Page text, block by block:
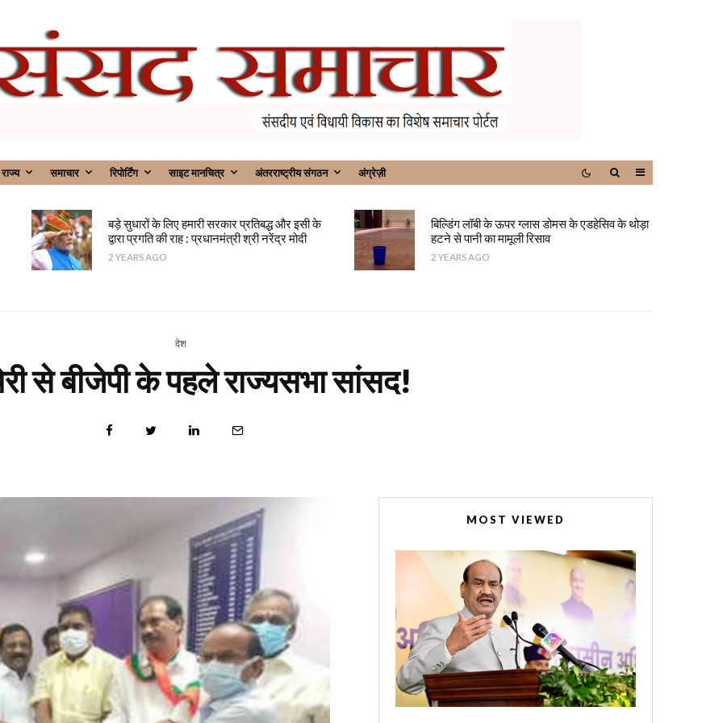
राज्य समाचार रिपोर्टिंग साइट मानचित्र अंतरराष्ट्रीय संगठन अंग्रेज़ी
बड़े सुधारों के लिए हमारी सरकार प्रतिबद्ध और इसी के
द्वारा प्रगति की राह : प्रधानमंत्री श्री नरेंद्र मोदी
2 YEARS AGO
बिल्डिंग लॉबी के ऊपर ग्लास डोमस के एडहेसिव के थोड़ा
हटने से पानी का मामूली रिसाव
2 YEARS AGO
देश
से बीजेपी के पहले राज्यसभा सांसद!
MOST VIEWED